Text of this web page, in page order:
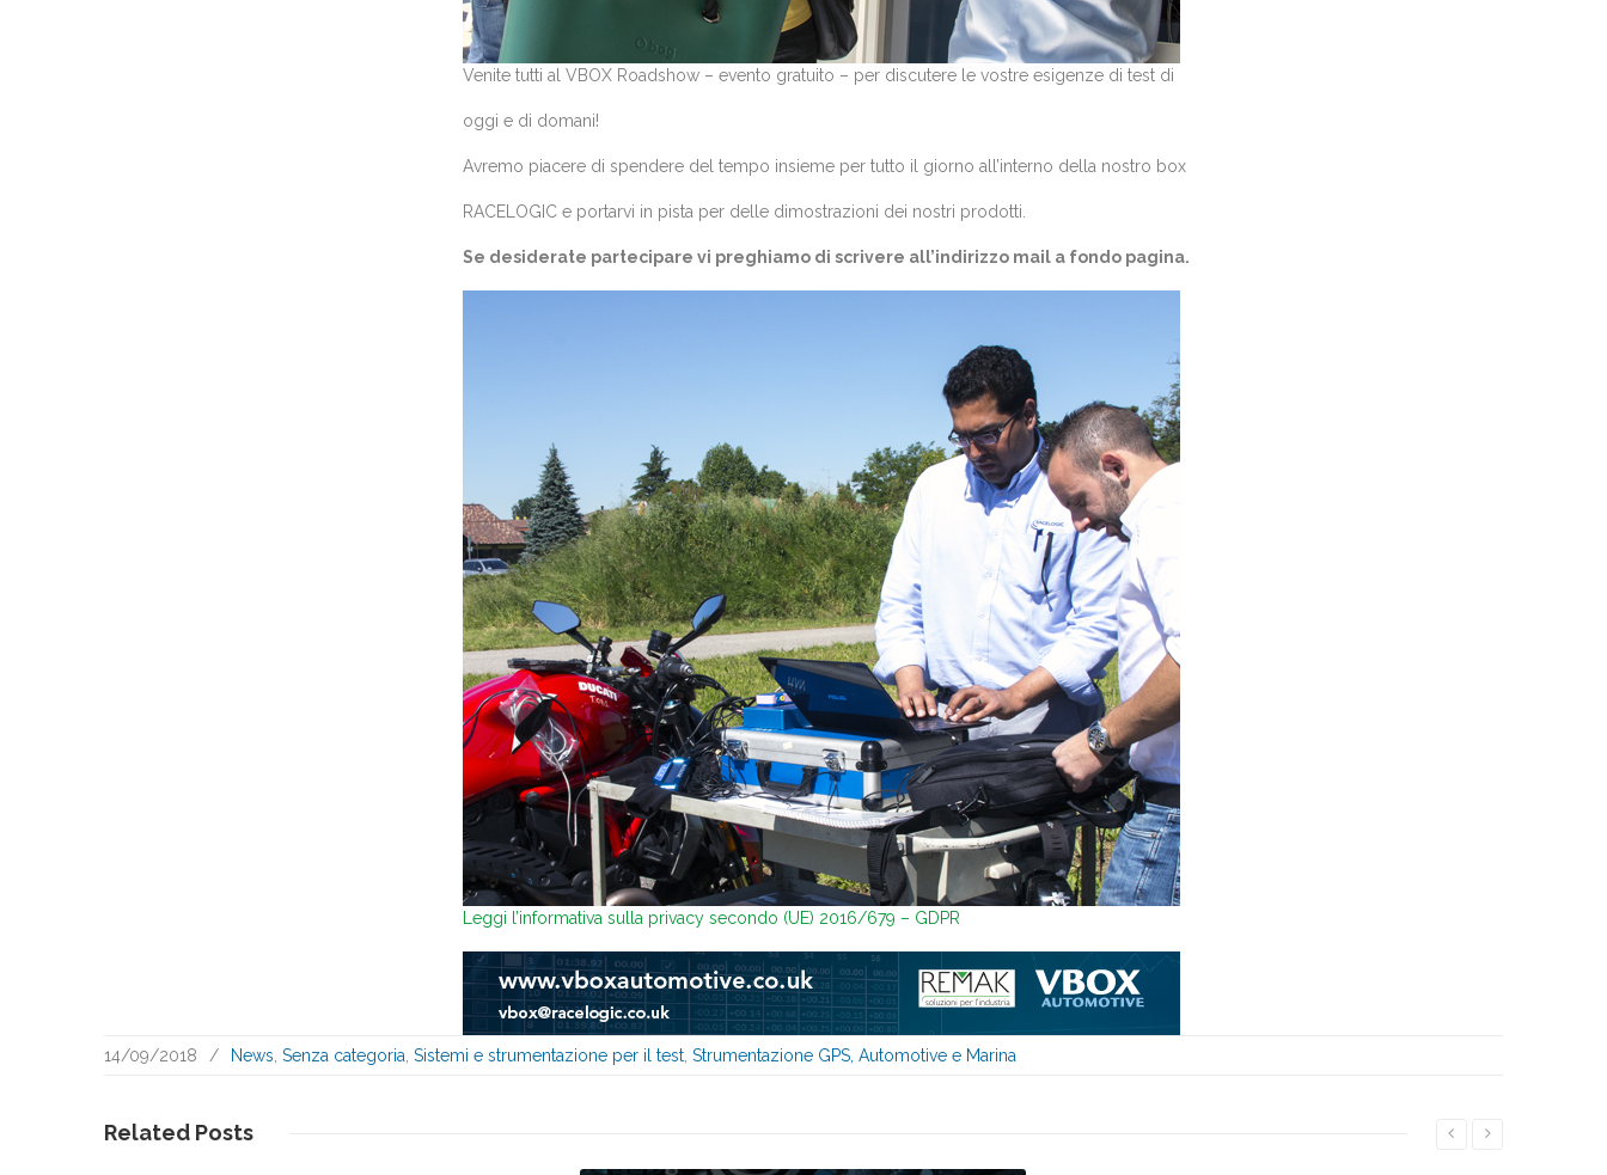
Venite tutti al VBOX Roadshow – evento gratuito – per discutere le vostre esigenze di test di
oggi e di domani!
Avremo piacere di spendere del tempo insieme per tutto il giorno all’interno della nostro box
RACELOGIC e portarvi in pista per delle dimostrazioni dei nostri prodotti.
Se desiderate partecipare vi preghiamo di scrivere all’indirizzo mail a fondo pagina.
Leggi l’informativa sulla privacy secondo (UE) 2016/679 – GDPR
14/09/2018 / News Senza categoria Sistemi e strumentazione per il test Strumentazione GPS, Automotive e Marina
Related Posts